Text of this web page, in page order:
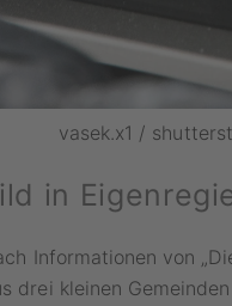
vasek.x1 /
in
Informationen von
drei kleinen